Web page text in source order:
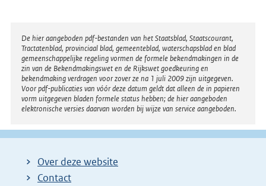
Disclaimer
De hier aangeboden pdf-bestanden van het Staatsblad, Staatscourant,
Tractatenblad, provinciaal blad, gemeenteblad, waterschapsblad en blad
gemeenschappelijke regeling vormen de formele bekendmakingen in de
zin van de Bekendmakingswet en de Rijkswet goedkeuring en
bekendmaking verdragen voor zover ze na 1 juli 2009 zijn uitgegeven.
Voor pdf-publicaties van vóór deze datum geldt dat alleen de in papieren
vorm uitgegeven bladen formele status hebben; de hier aangeboden
elektronische versies daarvan worden bij wijze van service aangeboden.
Over deze website
Contact